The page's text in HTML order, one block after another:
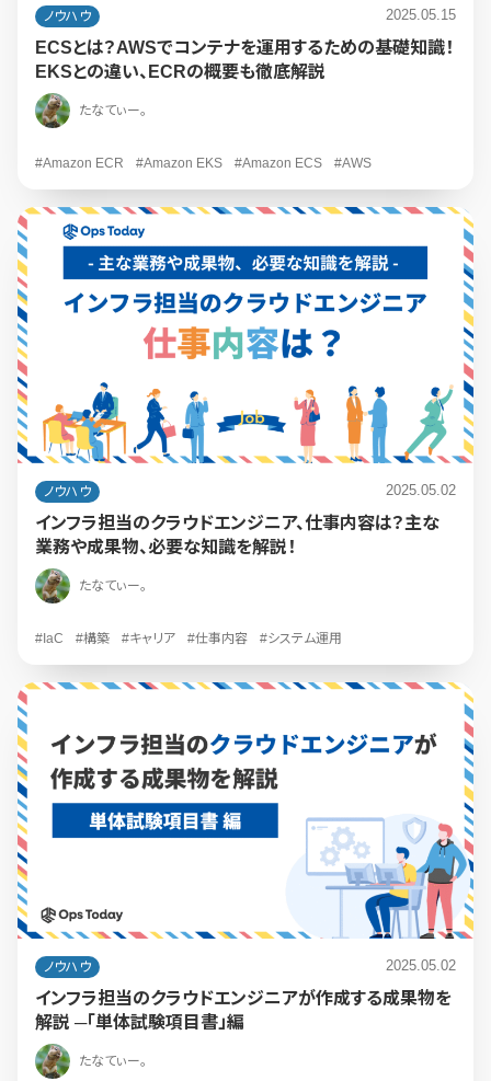
ノウハウ 2025.05.15
ECSとは？AWSでコンテナを運用するための基礎知識！
EKSとの違い、ECRの概要も徹底解説
たなてぃー。
#Amazon ECR #Amazon EKS #Amazon ECS #AWS
ノウハウ 2025.05.02
インフラ担当のクラウドエンジニア、仕事内容は？主な
業務や成果物、必要な知識を解説！
たなてぃー。
#IaC #構築 #キャリア #仕事内容 #システム運用
ノウハウ 2025.05.02
インフラ担当のクラウドエンジニアが作成する成果物を
解説 ─「単体試験項目書」編
たなてぃー。